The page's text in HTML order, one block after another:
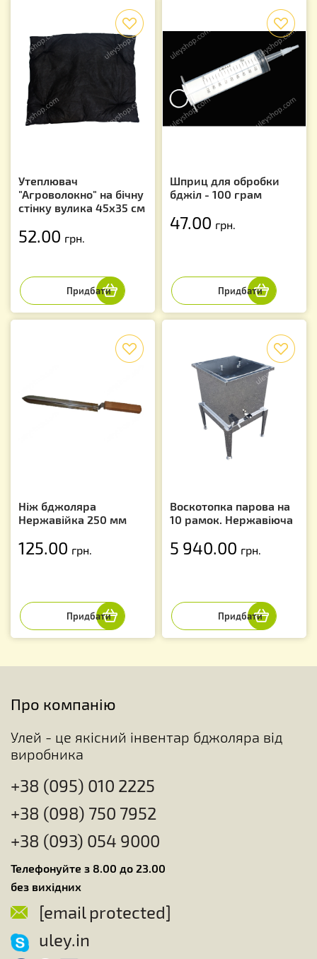
Утеплювач
"Агроволокно" на бічну
стінку вулика 45х35 см
52.00 грн.
Шприц для обробки
бджіл - 100 грам
47.00 грн.
Ніж бджоляра
Нержавійка 250 мм
125.00 грн.
Воскотопка парова на
10 рамок. Нержавіюча
5 940.00 грн.
Про компанію
Улей - це якісний інвентар бджоляра від
виробника
+38 (095) 010 2225
+38 (098) 750 7952
+38 (093) 054 9000
Телефонуйте з 8.00 до 23.00
без вихідних
[email protected]
uley.in